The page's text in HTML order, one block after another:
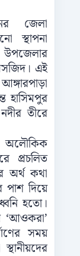
জেলা
স্থাপনা
উপজেলার
এই
হাসিমপুর
তীরে
অলৌকিক
প্রচলিত
অর্থ কথা
দিয়ে
হতো।
‘আওকরা’
সময়